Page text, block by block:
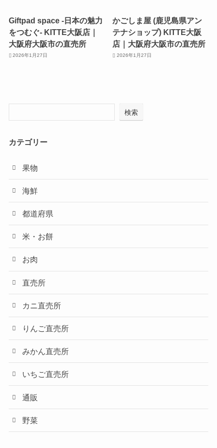
Giftpad space -日本の魅力
をつむぐ- KITTE大阪店｜
大阪府大阪市の直売所
2026年1月27日
かごしま屋 (鹿児島県アン
テナショップ) KITTE大阪
店｜大阪府大阪市の直売所
2026年1月27日
検索
カテゴリー
果物
海鮮
都道府県
米・お餅
お肉
直売所
カニ直売所
りんご直売所
みかん直売所
いちご直売所
通販
野菜